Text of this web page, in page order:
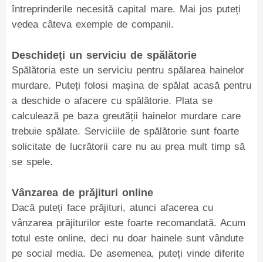
întreprinderile necesită capital mare. Mai jos puteți
vedea câteva exemple de companii.
Deschideți un serviciu de spălătorie
Spălătoria este un serviciu pentru spălarea hainelor
murdare. Puteți folosi mașina de spălat acasă pentru
a deschide o afacere cu spălătorie. Plata se
calculează pe baza greutății hainelor murdare care
trebuie spălate. Serviciile de spălătorie sunt foarte
solicitate de lucrătorii care nu au prea mult timp să
se spele.
Vânzarea de prăjituri online
Dacă puteți face prăjituri, atunci afacerea cu
vânzarea prăjiturilor este foarte recomandată. Acum
totul este online, deci nu doar hainele sunt vândute
pe social media. De asemenea, puteți vinde diferite